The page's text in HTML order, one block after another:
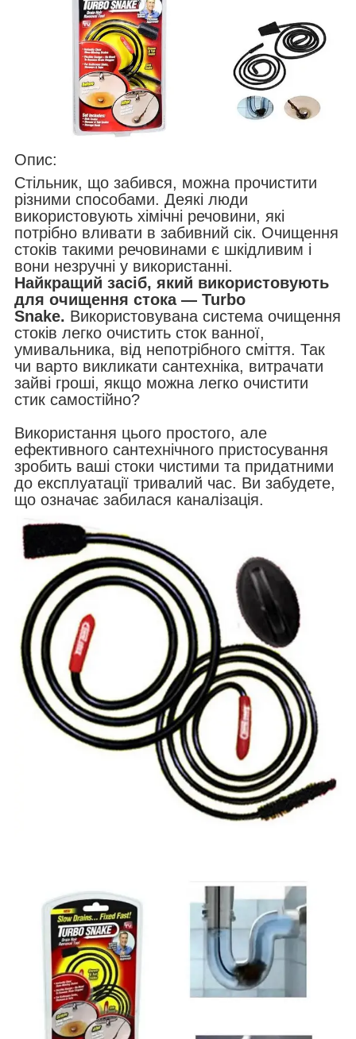
Опис:
Стільник, що забився, можна прочистити
різними способами. Деякі люди
використовують хімічні речовини, які
потрібно вливати в забивний сік. Очищення
стоків такими речовинами є шкідливим і
вони незручні у використанні.
Найкращий засіб, який використовують
для очищення стока — Turbo
Snake. Використовувана система очищення
стоків легко очистить сток ванної,
умивальника, від непотрібного сміття. Так
чи варто викликати сантехніка, витрачати
зайві гроші, якщо можна легко очистити
стик самостійно?
Використання цього простого, але
ефективного сантехнічного пристосування
зробить ваші стоки чистими та придатними
до експлуатації тривалий час. Ви забудете,
що означає забилася каналізація.